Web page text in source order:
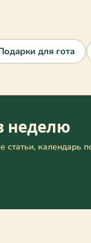
для гота
неделю
календарь